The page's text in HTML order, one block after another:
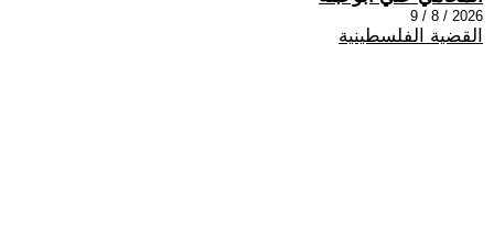
2026 / 8 / 9
القضية الفلسطينية